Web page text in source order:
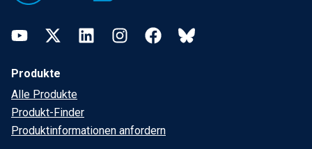
YouTubeTwitter LinkedInInstagramFacebookBluesky
Produkte
Alle Produkte
Produkt-Finder
Produktinformationen anfordern